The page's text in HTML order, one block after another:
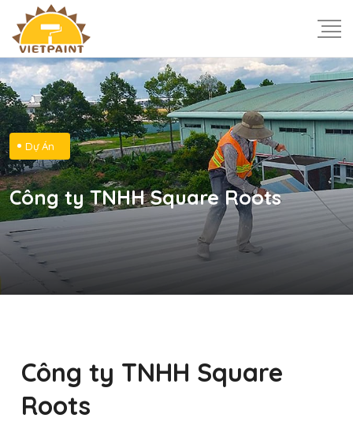
Dự Án
Công ty TNHH Square Roots
Công ty TNHH Square
Roots